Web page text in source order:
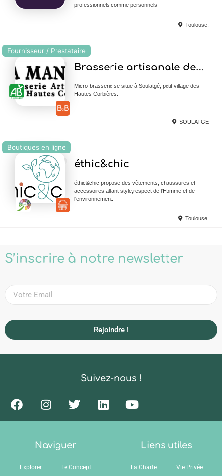
professionnels comme personnels
Toulouse.
Fournisseur / Prestataire
Brasserie artisanale des Hautes Corbières la Mandra
Micro-brasserie se situe à Soulatgé, petit village des
Hautes Corbières.
SOULATGE
Boutiques en ligne
éthic&chic
éthic&chic propose des vêtements, chaussures et
accessoires alliant style,respect de l'Homme et de
l'environnement.
Toulouse.
S’inscrire à notre newsletter
Rejoindre !
Suivez-nous !
Naviguer
Explorer Le Concept
Liens utiles
La Charte Vie Privée